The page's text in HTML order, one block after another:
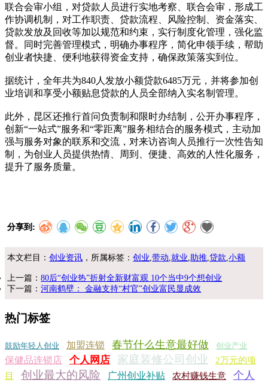
联合会审小组，对贷款人员进行实地考察、联合会审，形成工
作协调机制，对工作职责、贷款流程、风险控制、资金落实、
贷款发放及回收等加以规范和约束，实行制度化管理，强化监
督。同时完善管理模式，明确办事程序，简化申领手续，帮助
创业者快捷、便利地获得资金支持，确保政策落实到位。
据统计，全年共为840人发放小额贷款6485万元，并将参加创
业培训和享受小额贴息贷款的人员全部纳入实名制管理。
此外，昆区还推行首问负责制和限时办结制，公开办事程序，
创新“一站式”服务和“零距离”服务相结合的服务模式，主动加
强与服务对象的联系和交流，对来访咨询人员推行一次性告知
制，为创业人员提供热情、周到、便捷、高效的人性化服务，
提升了服务质量。
分享到:
本文栏目：创业资讯 ，所属标签：创业 ,带动 ,就业 助推 ,贷款 ,小额
上一篇：80后“创业热”折射全新财富观 10个当中9个想创业
下一篇：河南鹤壁： 金融支持“村官”创业富民显成效
热门标签
鼓励年轻人创业 加盟连锁 春节什么生意最好做 创业产业
保健品连锁店 个人网店 家庭装修公司创业
2万元的项
目
创业最大的风险 广州创业补贴 农村赚钱生意
个人